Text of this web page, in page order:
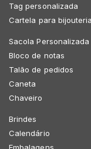
Tag personalizada
Cartela para bijouteria
Sacola Personalizada
Bloco de notas
Talão de pedidos
Caneta
Chaveiro
Brindes
Calendário